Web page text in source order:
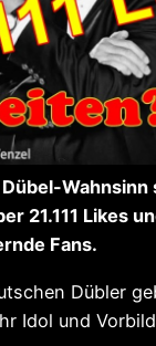
21.111 Likes
Fans.
Dübler
Idol und